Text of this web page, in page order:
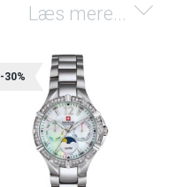
Læs mere...
-30%